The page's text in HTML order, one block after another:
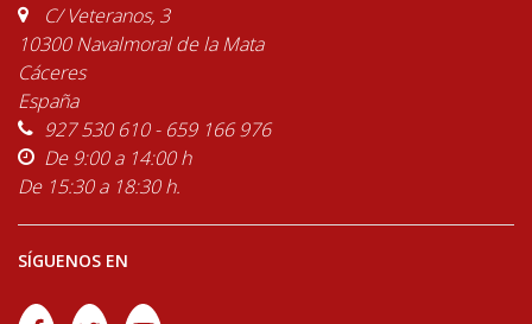
C/ Veteranos, 3
10300 Navalmoral de la Mata
Cáceres
España
927 530 610 - 659 166 976
De 9:00 a 14:00 h
De 15:30 a 18:30 h.
SÍGUENOS EN